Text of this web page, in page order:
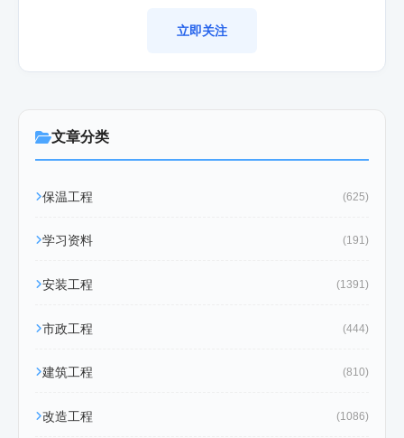
立即关注
文章分类
保温工程 (625)
学习资料 (191)
安装工程 (1391)
市政工程 (444)
建筑工程 (810)
改造工程 (1086)